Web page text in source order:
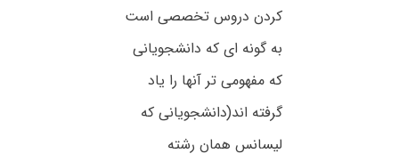
کردن دروس تخصصی است
به گونه ای که دانشجویانی
که مفهومی تر آنها را یاد
گرفته اند(دانشجویانی که
لیسانس همان رشته